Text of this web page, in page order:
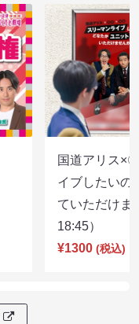
国道アリス×
イブしたいの
ていただけ
18:45）
¥1300 (税込)